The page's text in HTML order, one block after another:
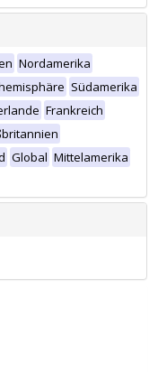
Nordamerika
Südamerika
Frankreich
Global Mittelamerika